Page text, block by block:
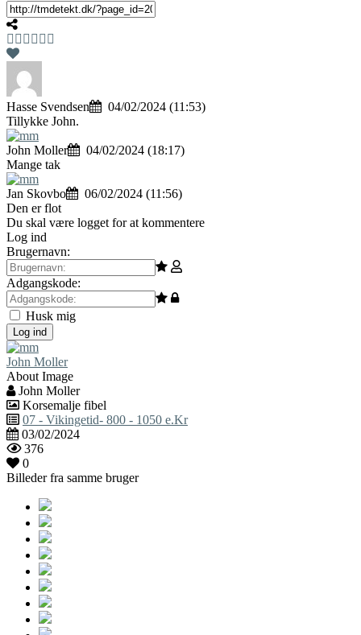
Hasse Svendsen
04/02/2024 (11:53)
Tillykke John.
John Moller
04/02/2024 (18:17)
Mange tak
Jan Skovbo
06/02/2024 (11:56)
Den er flot
Du skal være logget for at kommentere
Log ind
Brugernavn:
Adgangskode:
Husk mig
Log ind
John Moller
About Image
John Moller
Korsemalje fibel
07 - Vikingetid- 800 - 1050 e.Kr
03/02/2024
376
0
Billeder fra samme bruger